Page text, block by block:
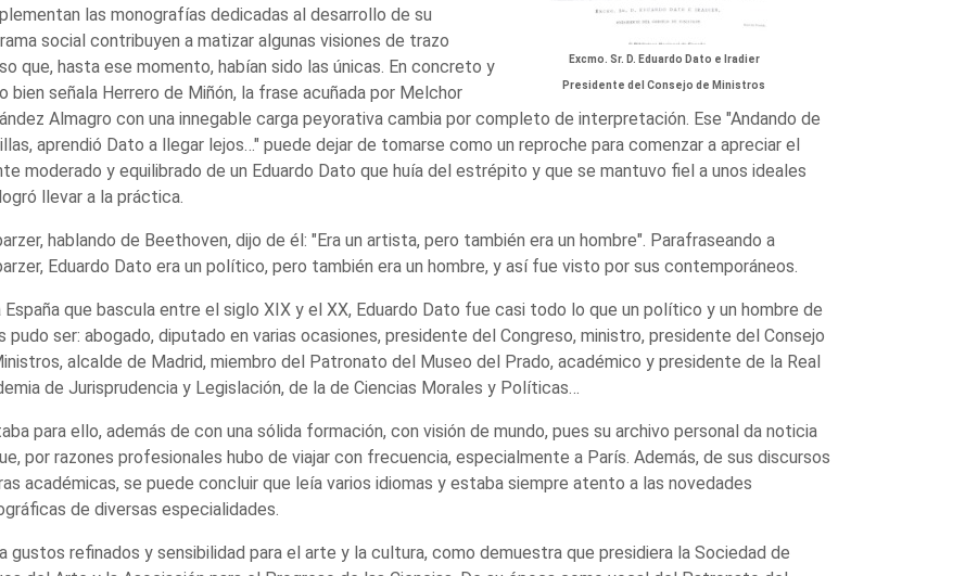
Excmo. Sr. D. Eduardo Dato e Iradier
Presidente del Consejo de Ministros
las monografías dedicadas al desarrollo de su
social contribuyen a matizar algunas visiones de trazo
que, hasta ese momento, habían sido las únicas. En concreto y
bien señala Herrero de Miñón, la frase acuñada por Melchor
Almagro con una innegable carga peyorativa cambia por completo de interpretación. Ese "Andando de
aprendió Dato a llegar lejos…" puede dejar de tomarse como un reproche para comenzar a apreciar el
moderado y equilibrado de un Eduardo Dato que huía del estrépito y que se mantuvo fiel a unos ideales
llevar a la práctica.
hablando de Beethoven, dijo de él: "Era un artista, pero también era un hombre". Parafraseando a
Eduardo Dato era un político, pero también era un hombre, y así fue visto por sus contemporáneos.
España que bascula entre el siglo XIX y el XX, Eduardo Dato fue casi todo lo que un político y un hombre de
pudo ser: abogado, diputado en varias ocasiones, presidente del Congreso, ministro, presidente del Consejo
alcalde de Madrid, miembro del Patronato del Museo del Prado, académico y presidente de la Real
de Jurisprudencia y Legislación, de la de Ciencias Morales y Políticas…
para ello, además de con una sólida formación, con visión de mundo, pues su archivo personal da noticia
por razones profesionales hubo de viajar con frecuencia, especialmente a París. Además, de sus discursos
académicas, se puede concluir que leía varios idiomas y estaba siempre atento a las novedades
de diversas especialidades.
gustos refinados y sensibilidad para el arte y la cultura, como demuestra que presidiera la Sociedad de